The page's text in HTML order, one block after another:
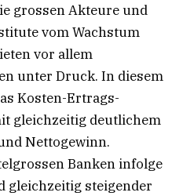
grossen Akteure und
vom Wachstum
vor allem
unter Druck. In diesem
Kosten-Ertrags-
gleichzeitig deutlichem
Nettogewinn.
Banken infolge
gleichzeitig steigender